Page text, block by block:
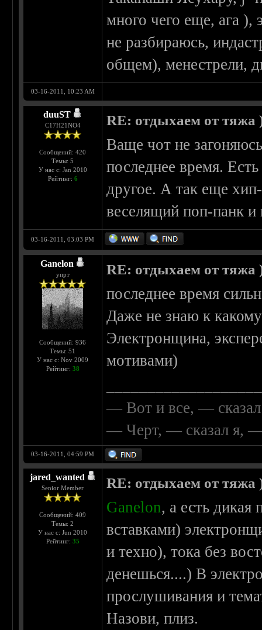
много чего еще, ага ),
не разбираюсь,
общем), менестрели,
03-16-2011, 10:23 AM
duuST
С17H21NO4
Сообщений: 420
Темы: 5
У нас с: Jan 2010
Рейтинг: 6
RE: отдыхаем от тяжа
Ваще чот не
последнее время.
другое. А так еще
веселящий поп-панк и
03-16-2011, 03:03 PM
Ganelon
упрт
Сообщений: 936
Темы: 51
У нас с: Nov 2009
Рейтинг: 38
RE: отдыхаем от тяжа
последнее время
Даже не знаю к
Электронщина,
мотивами)
— Вот и все, —
— Черт, — сказал я, —
03-16-2011, 04:59 PM
jared_wanted
Senior Member
Сообщений: 409
Темы: 2
У нас с: Jun 2010
Рейтинг: 35
RE: отдыхаем от тяжа
Ganelon, а есть
вставками)
и техно), тока без
денешься....) В
прослушивания и
Назови, плиз.